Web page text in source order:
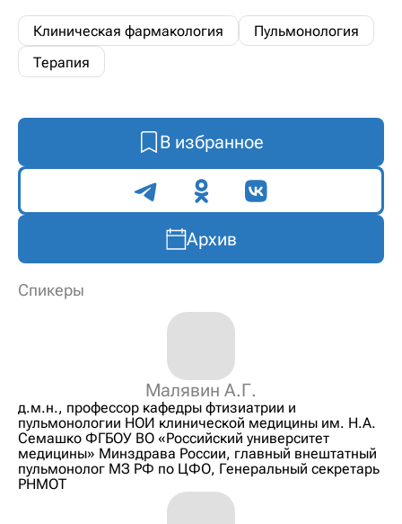
Клиническая фармакология
Пульмонология
Терапия
В избранное
Поделиться
Архив
Спикеры
Малявин А.Г.
д.м.н., профессор кафедры фтизиатрии и
пульмонологии НОИ клинической медицины им. Н.А.
Семашко ФГБОУ ВО «Российский университет
медицины» Минздрава России, главный внештатный
пульмонолог МЗ РФ по ЦФО, Генеральный секретарь
РНМОТ